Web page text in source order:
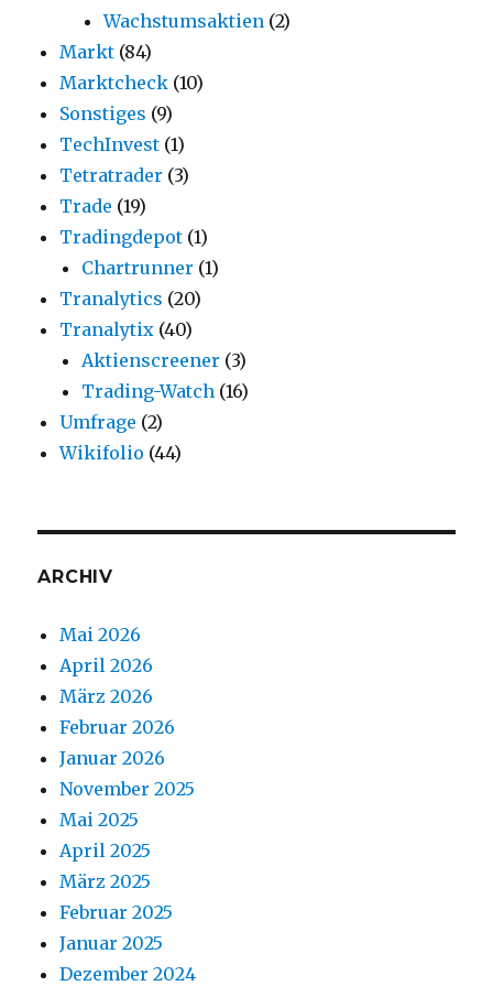
Wachstumsaktien (2)
Markt (84)
Marktcheck (10)
Sonstiges (9)
TechInvest (1)
Tetratrader (3)
Trade (19)
Tradingdepot (1)
Chartrunner (1)
Tranalytics (20)
Tranalytix (40)
Aktienscreener (3)
Trading-Watch (16)
Umfrage (2)
Wikifolio (44)
ARCHIV
Mai 2026
April 2026
März 2026
Februar 2026
Januar 2026
November 2025
Mai 2025
April 2025
März 2025
Februar 2025
Januar 2025
Dezember 2024